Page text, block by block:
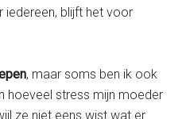
iedereen, blijft het voor
, maar soms ben ik ook
hoeveel stress mijn moeder
ze niet eens wist wat er